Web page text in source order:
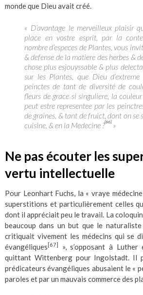
monde que Dieu avait créé.
« D’avantage le merveilleux plaisir
place en vostre esprit, par la
nombre d’especes de Plantes, vous
& defense de la matiere des herbes &
chose plus esjouyssable & plus
sur les Plantes, que Dieu
peinctes de tant de diversité de
fleurs de grace si singuliere, la
peut estre representee par les
de graines, & tant de fruict, dont on se
cuisine, & en la Medecine ?[66] »
Ne pas écouter les
vertu intellectuelle
Pour Leonhart Fuchs, la « vraye
superstitions et particulièrement celles
dont il appréciait peu le travail. La
beaucoup dans un but que le
critiquait vivement les médecins qui se
évangéliques [67]
», s’opposant à
quittant Wittenberg pour Ingolstadt. Il
prédicateurs évangéliques abusaient le «
paroles et par un mauvais commerce des